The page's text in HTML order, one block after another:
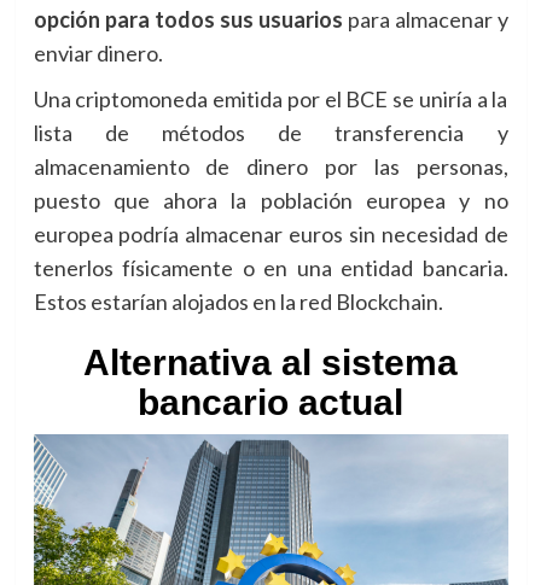
opción para todos sus usuarios para almacenar y
enviar dinero.
Una criptomoneda emitida por el BCE se uniría a la
lista de métodos de transferencia y
almacenamiento de dinero por las personas,
puesto que ahora la población europea y no
europea podría almacenar euros sin necesidad de
tenerlos físicamente o en una entidad bancaria.
Estos estarían alojados en la red Blockchain.
Alternativa al sistema
bancario actual